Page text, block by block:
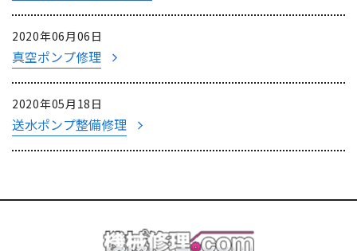
2020年06月06日
真空ポンプ修理
2020年05月18日
送水ポンプ整備修理